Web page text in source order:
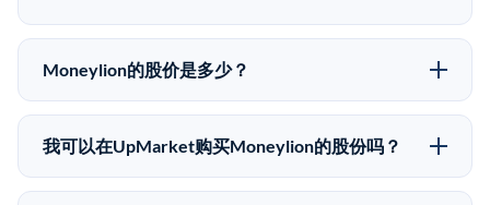
Moneylion的股价是多少？
Moneylion没有公开股价，因为它是一家私有公司。最近
的已知股价来自其最近一轮融资。 二级市场上的Pre-
有所不同。
我可以在UpMarket购买Moneylion的股份吗？
可以。合格投资者可以通过填写本页表单或在